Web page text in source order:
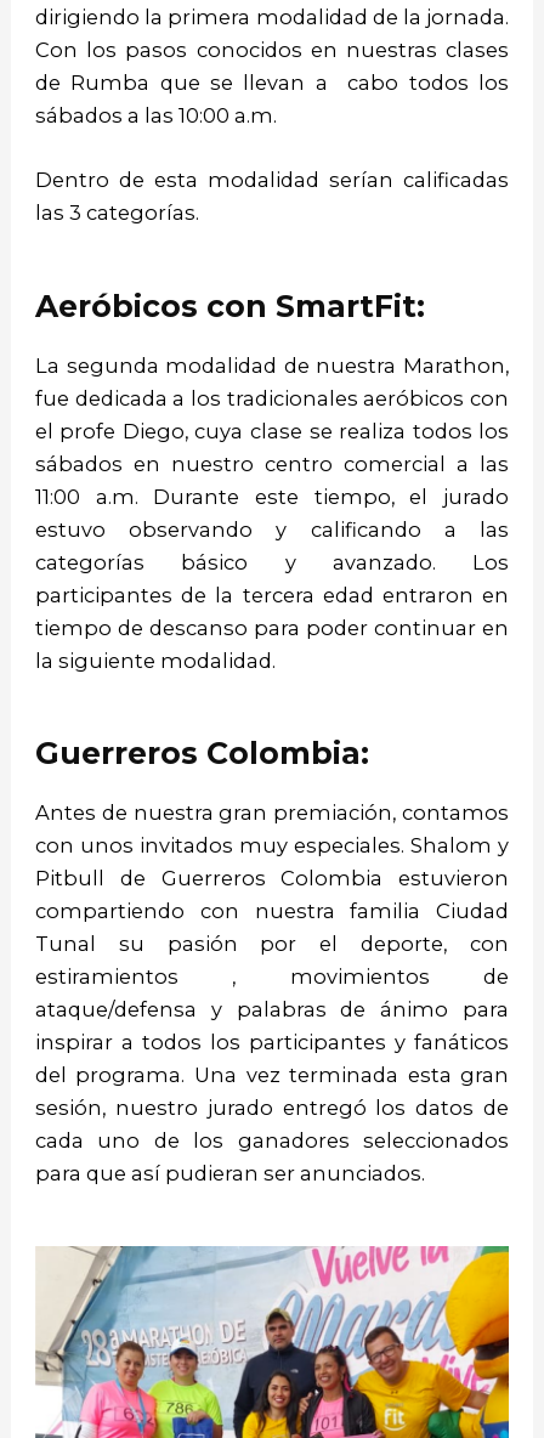
dirigiendo la primera modalidad de la jornada.
Con los pasos conocidos en nuestras clases
de Rumba que se llevan a cabo todos los
sábados a las 10:00 a.m.
Dentro de esta modalidad serían calificadas
las 3 categorías.
Aeróbicos con SmartFit:
La segunda modalidad de nuestra Marathon,
fue dedicada a los tradicionales aeróbicos con
el profe Diego, cuya clase se realiza todos los
sábados en nuestro centro comercial a las
11:00 a.m. Durante este tiempo, el jurado
estuvo observando y calificando a las
categorías básico y avanzado. Los
participantes de la tercera edad entraron en
tiempo de descanso para poder continuar en
la siguiente modalidad.
Guerreros Colombia:
Antes de nuestra gran premiación, contamos
con unos invitados muy especiales. Shalom y
Pitbull de Guerreros Colombia estuvieron
compartiendo con nuestra familia Ciudad
Tunal su pasión por el deporte, con
estiramientos , movimientos de
ataque/defensa y palabras de ánimo para
inspirar a todos los participantes y fanáticos
del programa. Una vez terminada esta gran
sesión, nuestro jurado entregó los datos de
cada uno de los ganadores seleccionados
para que así pudieran ser anunciados.